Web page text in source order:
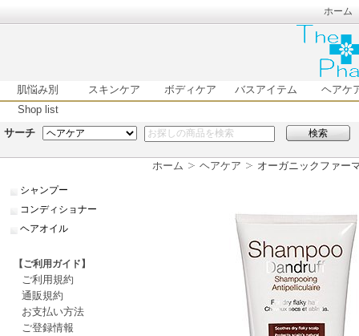
ホーム
肌悩み別 スキンケア ボディケア バスアイテム
ヘアケ
Shop list
サーチ
検索
ホーム ヘアケア オーガニックファー
シャンプー
コンディショナー
ヘアオイル
【ご利用ガイド】
ご利用規約
通販規約
お支払い方法
ご登録情報